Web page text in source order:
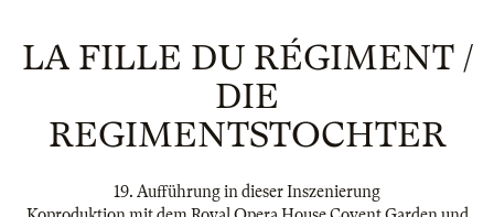
LA FILLE DU RÉGIMENT /
DIE
REGIMENTSTOCHTER
19. Aufführung in dieser Inszenierung